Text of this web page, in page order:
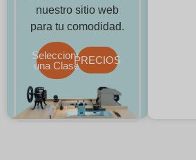
nuestro sitio web
para tu comodidad.
Selecciona
una ClasePRECIOS